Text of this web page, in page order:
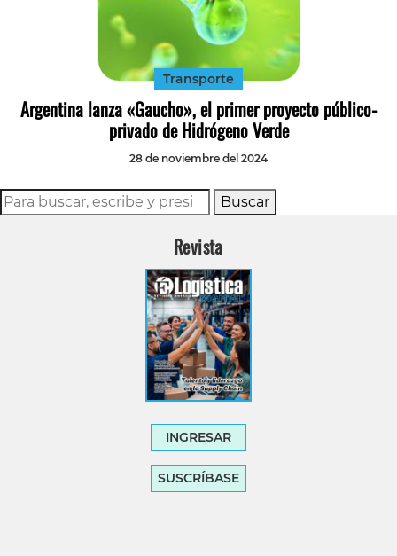
Transporte
Argentina lanza «Gaucho», el primer proyecto público-
privado de Hidrógeno Verde
28 de noviembre del 2024
Buscar
Revista
INGRESAR
SUSCRÍBASE